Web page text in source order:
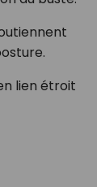
lien étroit